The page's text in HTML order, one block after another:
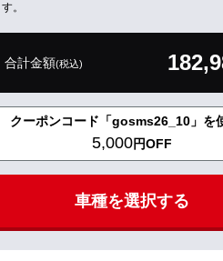
。
合計金額(税込)
クーポンコード「gosms26_10」を
5,000円OFF
車種を選択する